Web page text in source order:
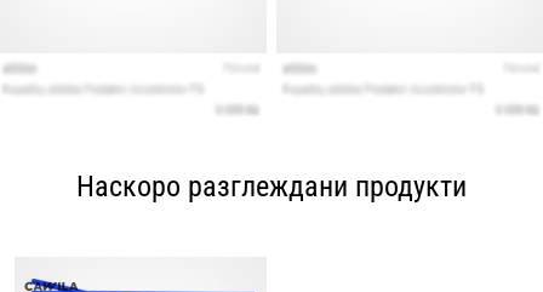
Наскоро разглеждани продукти